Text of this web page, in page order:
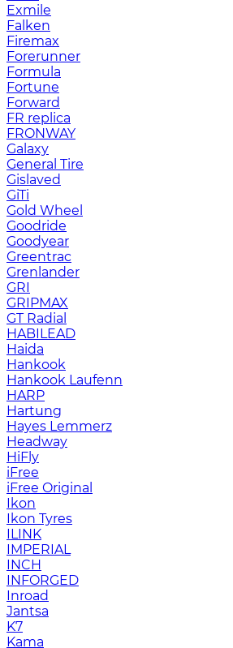
Exmile
Falken
Firemax
Forerunner
Formula
Fortune
Forward
FR replica
FRONWAY
Galaxy
General Tire
Gislaved
GiTi
Gold Wheel
Goodride
Goodyear
Greentrac
Grenlander
GRI
GRIPMAX
GT Radial
HABILEAD
Haida
Hankook
Hankook Laufenn
HARP
Hartung
Hayes Lemmerz
Headway
HiFly
iFree
iFree Original
Ikon
Ikon Tyres
ILINK
IMPERIAL
INCH
INFORGED
Inroad
Jantsa
K7
Kama